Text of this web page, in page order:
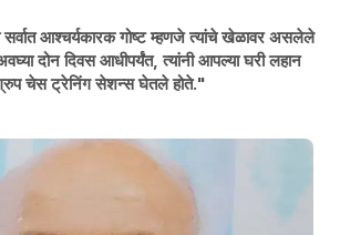
सर्वात आश्चर्यकारक गोष्ट म्हणजे त्यांचे खेळावर असलेले
दोन दिवस आधीपर्यंत, त्यांनी आपल्या घरी लहान
ग्रुप चेस ट्रेनिंग सेशन्स घेतले होते."